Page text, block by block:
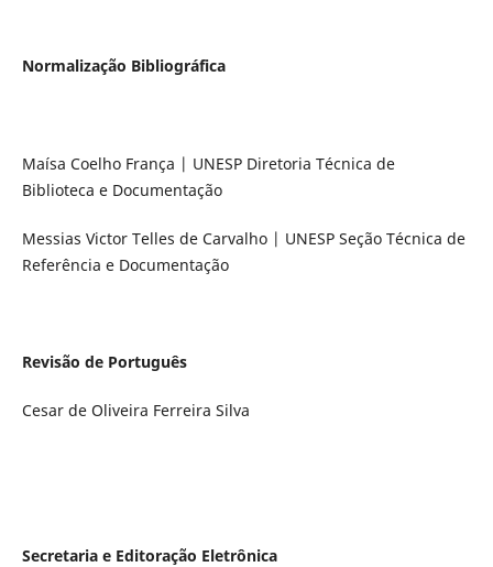
Normalização Bibliográfica
Maísa Coelho França | UNESP Diretoria Técnica de
Biblioteca e Documentação
Messias Victor Telles de Carvalho | UNESP Seção Técnica de
Referência e Documentação
Revisão de Português
Cesar de Oliveira Ferreira Silva
Secretaria e Editoração Eletrônica